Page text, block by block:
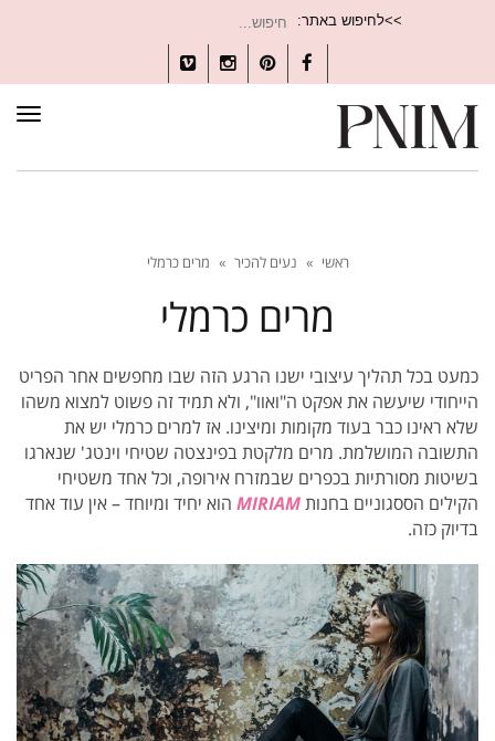
>>לחיפוש באתר:
עבור:
Facebook
Pinterest
Instagram
Vimeo
ראשי » נעים להכיר » מרים כרמלי
מרים כרמלי
כמעט בכל תהליך עיצובי ישנו הרגע הזה שבו מחפשים אחר הפריט
הייחודי שיעשה את אפקט ה"ואוו", ולא תמיד זה פשוט למצוא משהו
שלא ראינו כבר בעוד מקומות ומיצינו. אז למרים כרמלי יש את
התשובה המושלמת. מרים מלקטת בפינצטה שטיחי וינטג' שנארגו
בשיטות מסורתיות בכפרים שבמזרח אירופה, וכל אחד משטיחי
הקילים הססגוניים בחנותMIRIAM הוא יחיד ומיוחד – אין עוד אחד
בדיוק כזה.